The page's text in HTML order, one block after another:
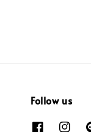
Follow us